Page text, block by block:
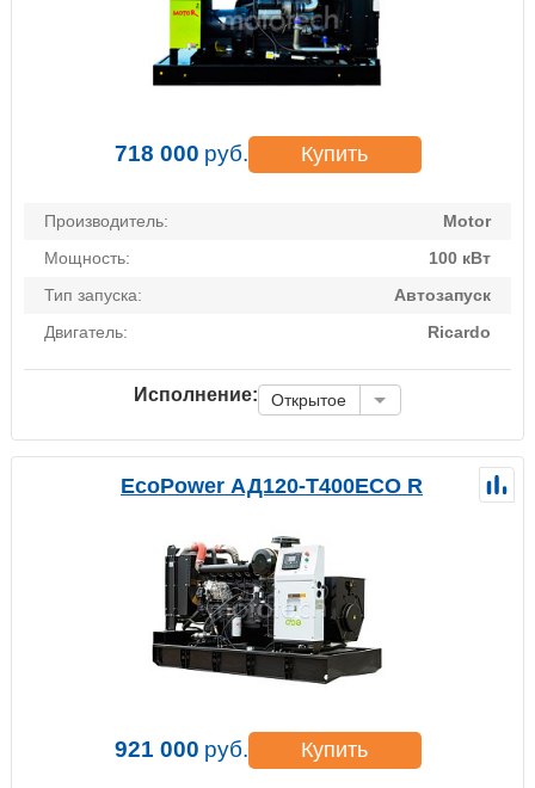
718 000 руб. Купить
Производитель:
Motor
Мощность:
100 кВт
Тип запуска:
Автозапуск
Двигатель:
Ricardo
Исполнение: Открытое
EcoPower АД120-T400ECO R
921 000 руб. Купить